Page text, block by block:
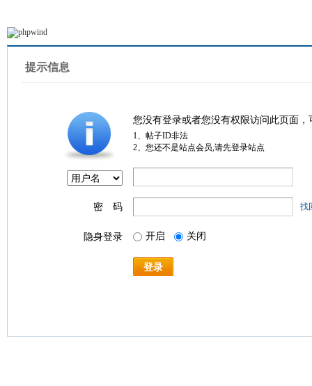
提示信息
您没有登录或者您没有权限访问此页面
1、帖子ID非法
2、您还不是站点会员,请先登录站点
密 码 找
隐身登录 开启 关闭
登录